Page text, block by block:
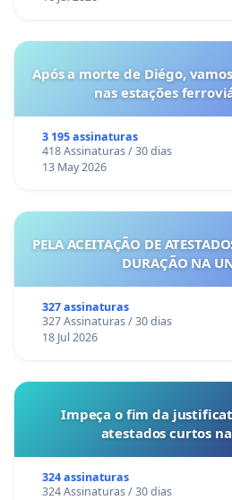
Após a morte de Diégo,
nas estações
3 195 assinaturas
418 Assinaturas / 30 dias
13 May 2026
PELA ACEITAÇÃO DE
DURAÇÃO NA
327 assinaturas
327 Assinaturas / 30 dias
18 Jul 2026
Impeça o fim da
atestados curtos na
324 assinaturas
324 Assinaturas / 30 dias